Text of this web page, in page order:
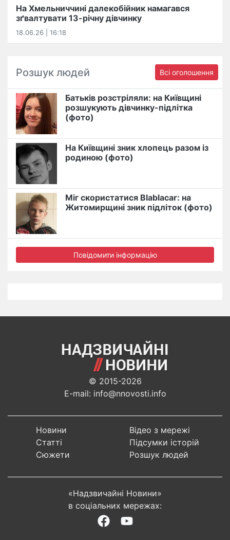
На Хмельниччині далекобійник намагався
зґвалтувати 13-річну дівчинку
18.06.26 | 16:18
Розшук людей Всі оголошення
Батьків розстріляли: на Київщині
розшукують дівчинку-підлітка
(фото)
На Київщині зник хлопець разом із
родиною (фото)
Міг скористатися Blablacar: на
Житомирщині зник підліток (фото)
Повідомити інформацію
© 2015-2026
E-mail: info@nnovosti.info
Новини
Статті
Сюжети
Відео з мережі
Підсумки історій
Розшук людей
«Надзвичайні Новини»
в соціальних мережах: